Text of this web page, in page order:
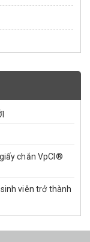
chắn VpCI®
viên trở thành